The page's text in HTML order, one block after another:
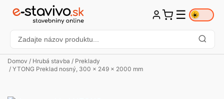
☰ ☀️
Domov / Hrubá stavba / Preklady
/ YTONG Preklad nosný, 300 x 249 x 2000 mm